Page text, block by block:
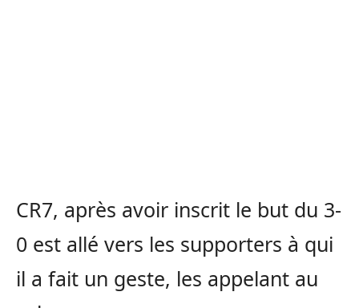
CR7, après avoir inscrit le but du 3-
0 est allé vers les supporters à qui
il a fait un geste, les appelant au